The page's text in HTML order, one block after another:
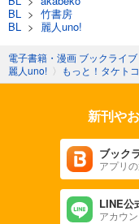
BL > 竹書房
BL > 麗人uno!
電子書籍・漫画 ブックライブ
麗人uno! 〉 もっと！タケト
新刊や
ブック
アプリ
LINE公
アカウ